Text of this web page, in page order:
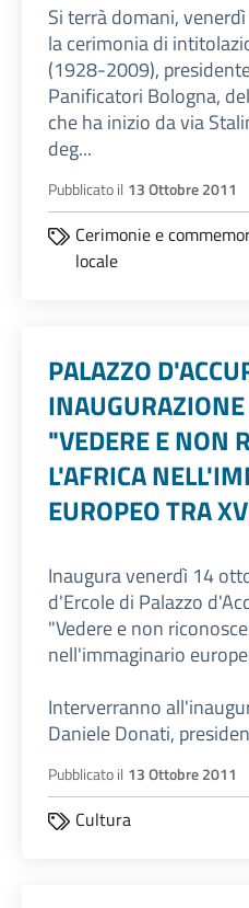
Si terrà domani,
la cerimonia di
(1928-2009),
Panificatori Bologna,
che ha inizio da via
deg...
Pubblicato il 13 Ottobre 2011
Cerimonie e
locale
PALAZZO
"VEDERE E NON
L'AFRICA
EUROPEO TRA
Inaugura venerdì 14
d'Ercole di Palazzo
"Vedere e non
nell'immaginario
Interverranno
Daniele Donati,
Pubblicato il 13 Ottobre 2011
Cultura